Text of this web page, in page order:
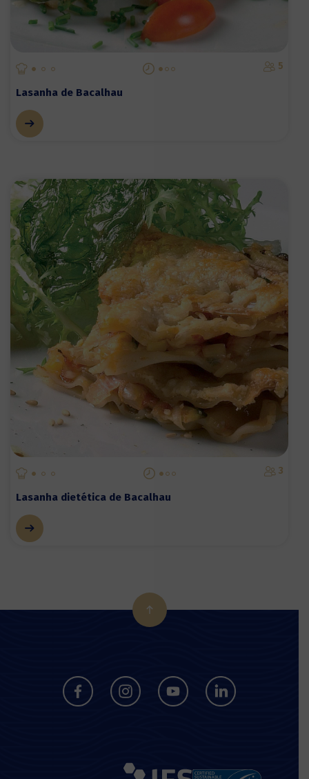
5
Lasanha de Bacalhau
3
Lasanha dietética de Bacalhau